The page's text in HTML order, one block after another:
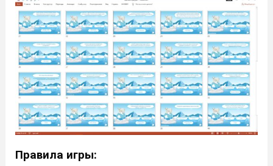
Правила игры: